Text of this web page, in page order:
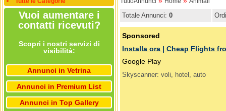
Vuoi aumentare i
contatti ricevuti?
Scopri i nostri servizi di
visibilità:
Annunci in Vetrina
Annunci in Premium List
Annunci in Top Gallery
Totale Annunci: 0